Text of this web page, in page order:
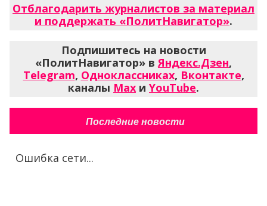
Отблагодарить журналистов за материал
и поддержать «ПолитНавигатор».
Подпишитесь на новости
«ПолитНавигатор» в Яндекс.Дзен,
Telegram, Одноклассниках, Вконтакте,
каналы Max и YouTube.
Последние новости
Ошибка сети...